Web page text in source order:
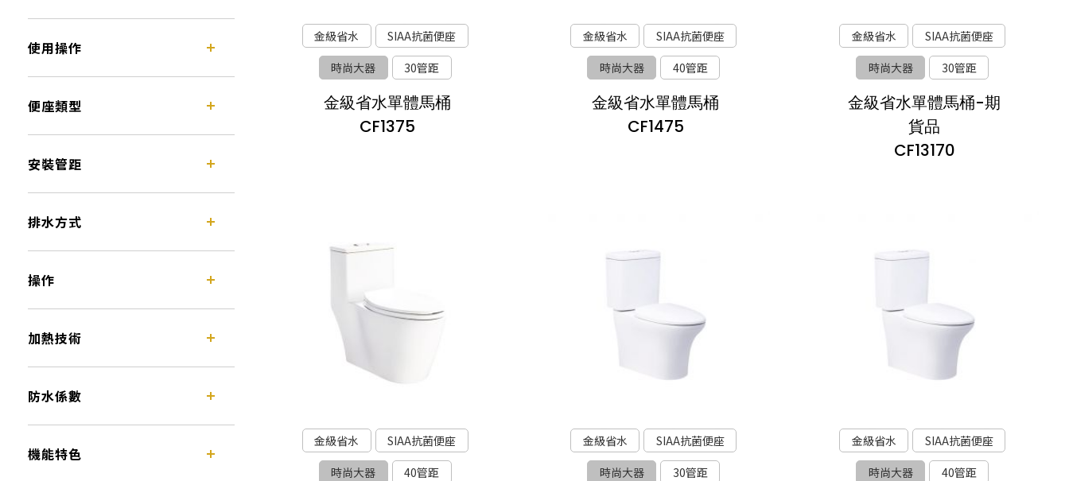
使用操作
便座類型
安裝管距
排水方式
操作
加熱技術
防水係數
機能特色
金級省水
SIAA抗菌便座
時尚大器
30管距
金級省水單體馬桶
CF1375
金級省水
SIAA抗菌便座
時尚大器
40管距
金級省水單體馬桶
CF1475
金級省水
SIAA抗菌便座
時尚大器
30管距
金級省水單體馬桶-期
貨品
CF13170
金級省水
SIAA抗菌便座
時尚大器
40管距
金級省水
SIAA抗菌便座
時尚大器
30管距
金級省水
SIAA抗菌便座
時尚大器
40管距